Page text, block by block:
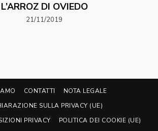
L’ARROZ DI OVIEDO
21/11/2019
CONTATTI
NOTA LEGALE
SULLA PRIVACY (UE)
PRIVACY
POLITICA DEI COOKIE (UE)